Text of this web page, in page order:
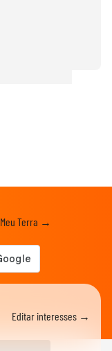
Terra →
Editar interesses →